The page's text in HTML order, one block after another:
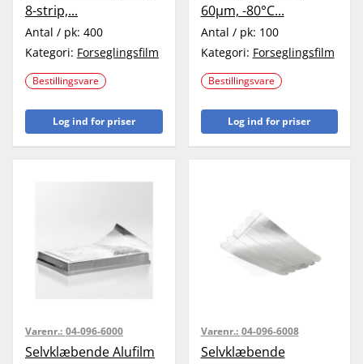
8-strip,...
Antal / pk: 400
Kategori: Forseglingsfilm
Bestillingsvare
Log ind for priser
60µm, -80°C...
Antal / pk: 100
Kategori: Forseglingsfilm
Bestillingsvare
Log ind for priser
Varenr.: 04-096-6000
Selvklæbende Alufilm
Varenr.: 04-096-6008
Selvklæbende